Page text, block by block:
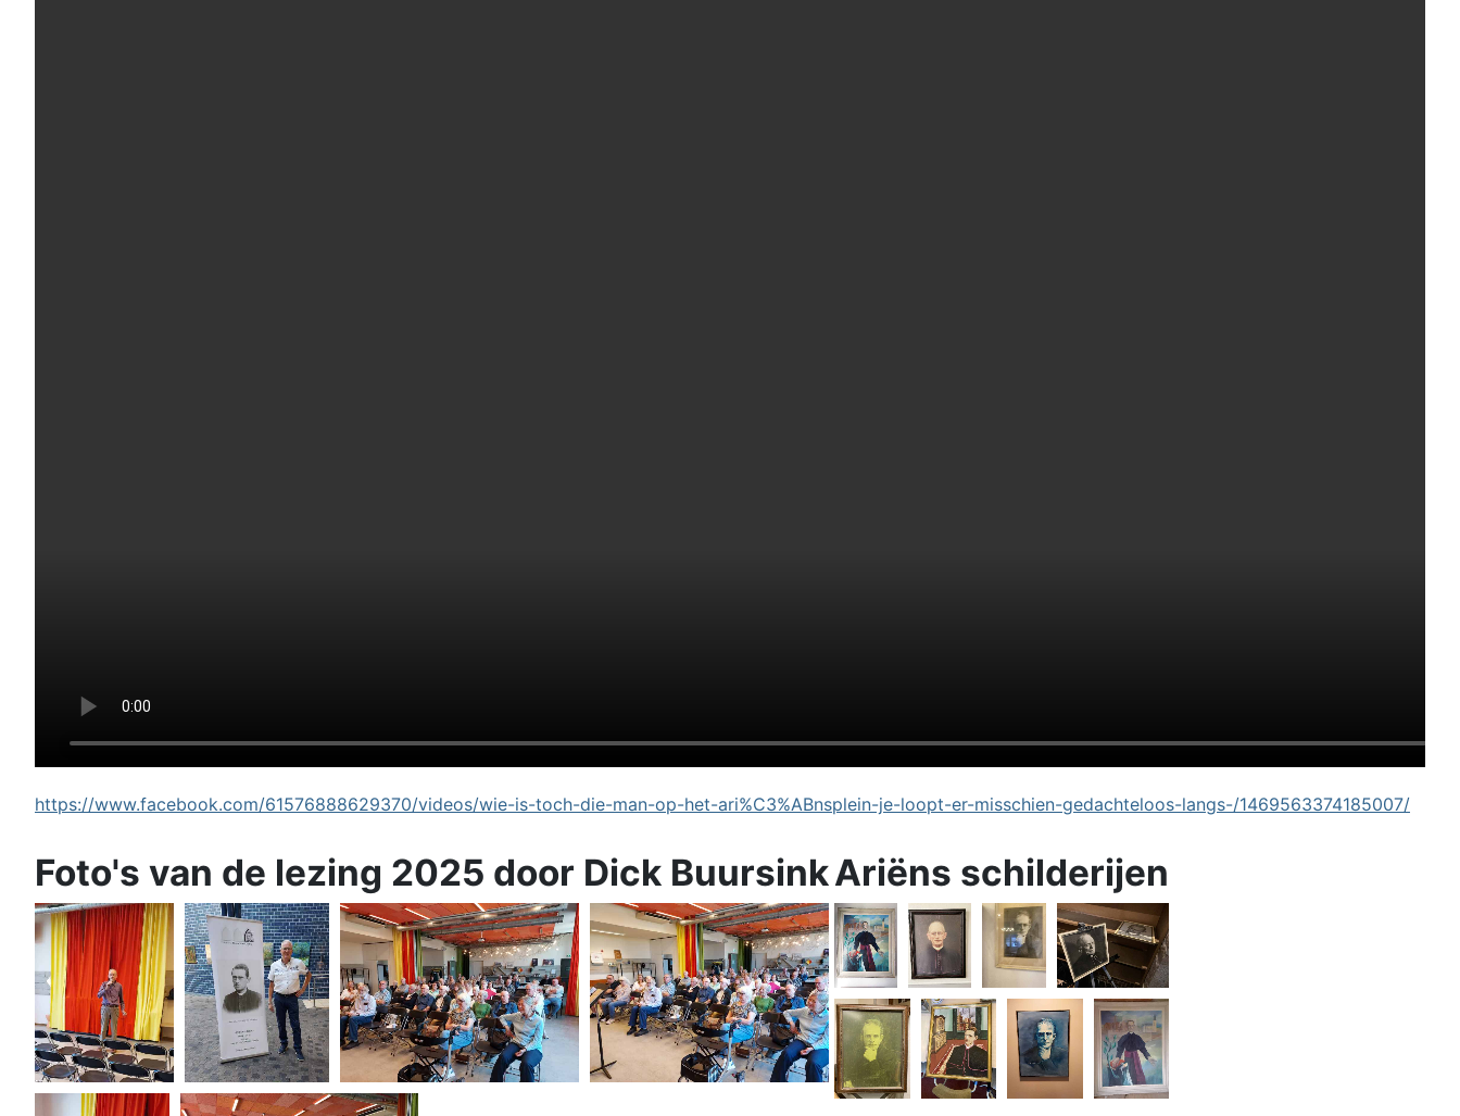
https://www.facebook.com/61576888629370/videos/wie-is-toch-die-man-op-het-ari%C3%ABnsplein-je-loopt-er-misschien-gedachteloos-langs-/1469563374185007/
Foto's van de lezing 2025 door Dick BuursinkAriëns schilderijen